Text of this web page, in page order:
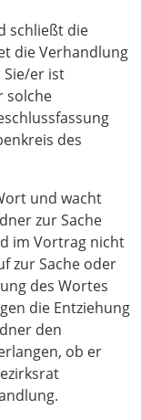
schließt die
die Verhandlung
er ist
solche
des
und wacht
zur Sache
im Vortrag nicht
zur Sache oder
des Wortes
die Entziehung
den
ob er